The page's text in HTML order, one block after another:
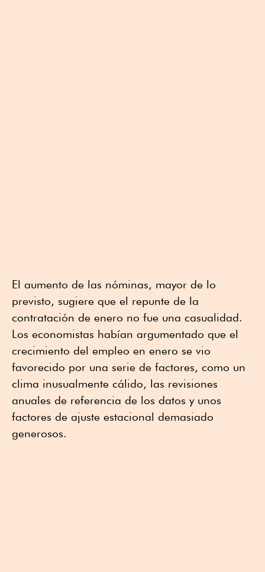
El aumento de las nóminas, mayor de lo
previsto, sugiere que el repunte de la
contratación de enero no fue una casualidad.
Los economistas habían argumentado que el
crecimiento del empleo en enero se vio
favorecido por una serie de factores, como un
clima inusualmente cálido, las revisiones
anuales de referencia de los datos y unos
factores de ajuste estacional demasiado
generosos.